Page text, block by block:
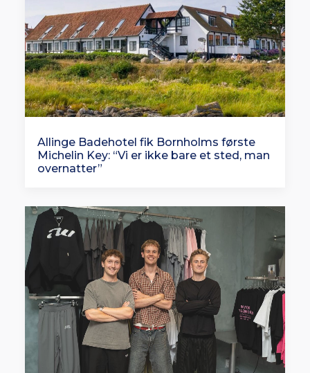
Allinge Badehotel fik Bornholms første
Michelin Key: “Vi er ikke bare et sted, man
overnatter”